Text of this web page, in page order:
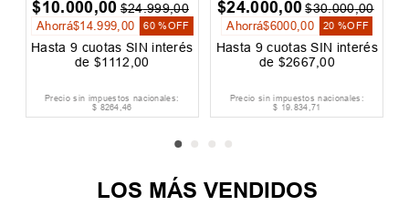
00 $30.000,00
6000,00 20 % OFF
cuotas SIN interés
00
sin impuestos nacionales:
$24.000 00$30.000,00
Ahorrá
6000,00 20 %OFF
Hasta9
cuotas SIN interés
00
Precio sin impuestos nacionales:
$27.999
Ahorrá
Hasta9
Precio sin
LOS MÁS VENDIDOS